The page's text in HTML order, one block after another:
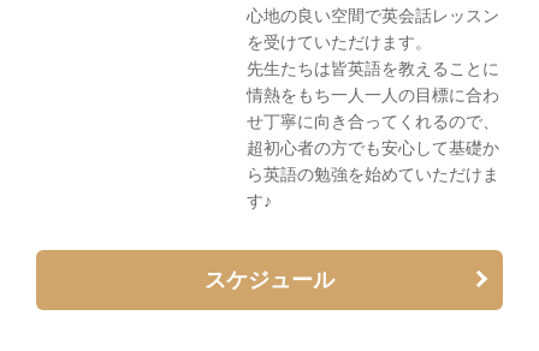
心地の良い空間で英会話レッスン
を受けていただけます。
先生たちは皆英語を教えることに
情熱をもち一人一人の目標に合わ
せ丁寧に向き合ってくれるので、
超初心者の方でも安心して基礎か
ら英語の勉強を始めていただけま
す♪
スケジュール